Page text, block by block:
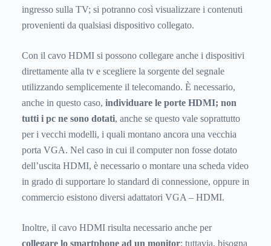
ingresso sulla TV; si potranno così visualizzare i contenuti
provenienti da qualsiasi dispositivo collegato.
Con il cavo HDMI si possono collegare anche i dispositivi
direttamente alla tv e scegliere la sorgente del segnale
utilizzando semplicemente il telecomando. È necessario,
anche in questo caso, individuare le porte HDMI; non
tutti i pc ne sono dotati, anche se questo vale soprattutto
per i vecchi modelli, i quali montano ancora una vecchia
porta VGA. Nel caso in cui il computer non fosse dotato
dell’uscita HDMI, è necessario o montare una scheda video
in grado di supportare lo standard di connessione, oppure in
commercio esistono diversi adattatori VGA – HDMI.
Inoltre, il cavo HDMI risulta necessario anche per
collegare lo smartphone ad un monitor; tuttavia, bisogna